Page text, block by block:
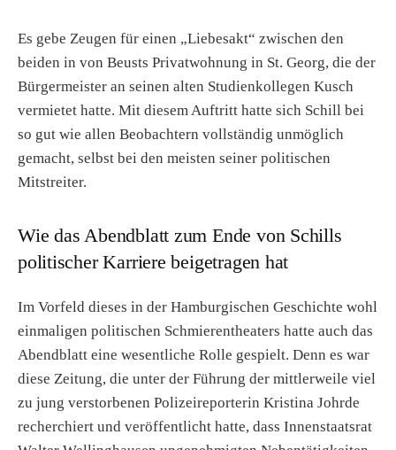
Es gebe Zeugen für einen „Liebesakt“ zwischen den
beiden in von Beusts Privatwohnung in St. Georg, die der
Bürgermeister an seinen alten Studienkollegen Kusch
vermietet hatte. Mit diesem Auftritt hatte sich Schill bei
so gut wie allen Beobachtern vollständig unmöglich
gemacht, selbst bei den meisten seiner politischen
Mitstreiter.
Wie das Abendblatt zum Ende von Schills
politischer Karriere beigetragen hat
Im Vorfeld dieses in der Hamburgischen Geschichte wohl
einmaligen politischen Schmierentheaters hatte auch das
Abendblatt eine wesentliche Rolle gespielt. Denn es war
diese Zeitung, die unter der Führung der mittlerweile viel
zu jung verstorbenen Polizeireporterin Kristina Johrde
recherchiert und veröffentlicht hatte, dass Innenstaatsrat